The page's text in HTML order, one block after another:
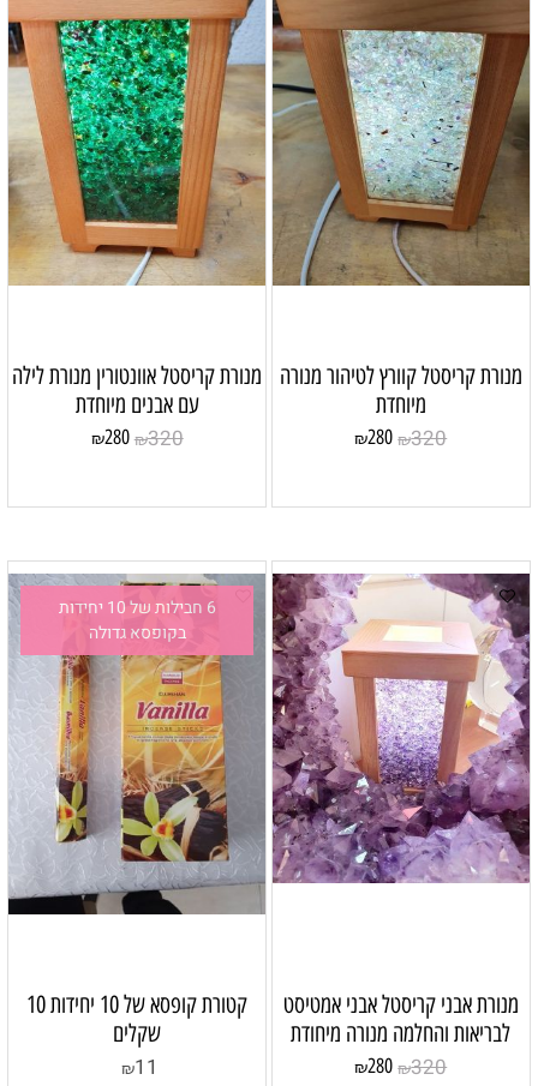
מנורת קריסטל קוורץ לטיהור מנורה
מיוחדת
₪320
₪280
מנורת קריסטל אוונטורין מנורת לילה
עם אבנים מיוחדת
₪320
₪280
מנורת אבני קריסטל אבני אמטיסט
לבריאות והחלמה מנורה מיחודת
₪320
₪280
6 חבילות של 10 יחידות
בקופסא גדולה
קטורת קופסא של 10 יחידות 10
שקלים
₪11